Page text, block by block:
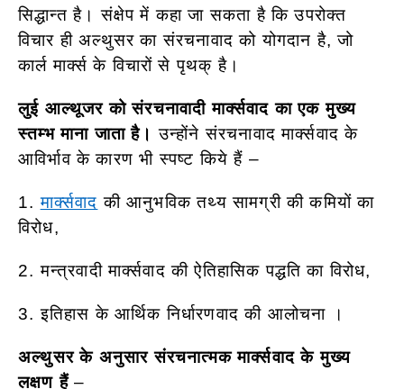
सिद्धान्त है। संक्षेप में कहा जा सकता है कि उपरोक्त
विचार ही अल्थुसर का संरचनावाद को योगदान है, जो
कार्ल मार्क्स के विचारों से पृथक् है।
लुई आल्थूजर को संरचनावादी मार्क्सवाद का एक मुख्य
स्तम्भ माना जाता है। उन्होंने संरचनावाद मार्क्सवाद के
आविर्भाव के कारण भी स्पष्ट किये हैं –
1.मार्क्सवाद की आनुभविक तथ्य सामग्री की कमियों का
विरोध,
2. मन्त्रवादी मार्क्सवाद की ऐतिहासिक पद्धति का विरोध,
3. इतिहास के आर्थिक निर्धारणवाद की आलोचना ।
अल्थुसर के अनुसार संरचनात्मक मार्क्सवाद के मुख्य
लक्षण हैं–